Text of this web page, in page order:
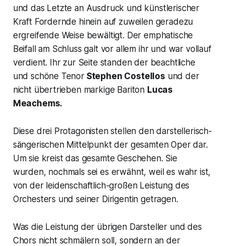
und das Letzte an Ausdruck und künstlerischer
Kraft Fordernde hinein auf zuweilen geradezu
ergreifende Weise bewältigt. Der emphatische
Beifall am Schluss galt vor allem ihr und war vollauf
verdient. Ihr zur Seite standen der beachtliche
und schöne TenorStephen Costellos und der
nicht übertrieben markige Bariton Lucas
Meachems.
Diese drei Protagonisten stellen den darstellerisch-
sängerischen Mittelpunkt der gesamten Oper dar.
Um sie kreist das gesamte Geschehen. Sie
wurden, nochmals sei es erwähnt, weil es wahr ist,
von der leidenschaftlich-großen Leistung des
Orchesters und seiner Dirigentin getragen.
Was die Leistung der übrigen Darsteller und des
Chors nicht schmälern soll, sondern an der